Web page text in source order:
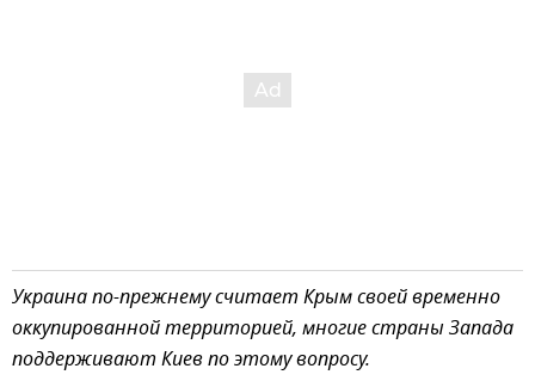
Украина по-прежнему считает Крым своей временно
оккупированной территорией, многие страны Запада
поддерживают Киев по этому вопросу.